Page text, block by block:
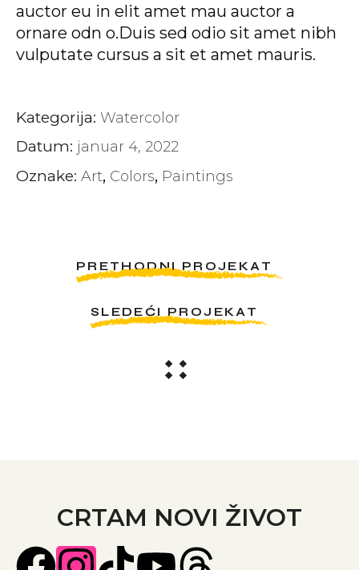
auctor eu in elit amet mau auctor a
ornare odn o.Duis sed odio sit amet nibh
vulputate cursus a sit et amet mauris.
Kategorija: Watercolor
Datum: januar 4, 2022
Oznake: Art Colors Paintings
PRETHODNI PROJEKAT
SLEDEĆI PROJEKAT
CRTAM NOVI ŽIVOT